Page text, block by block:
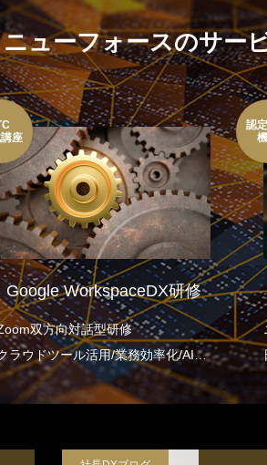
ニューフォースのサー
座
Google WorkspaceDX研修
双方向対話型研修
ラウドツール活用/業務効率化/AI連
/プロジェクトマネジメントを包含
認